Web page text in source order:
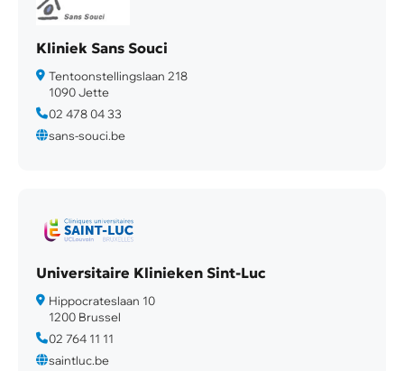
Kliniek Sans Souci
Tentoonstellingslaan 218
1090 Jette
02 478 04 33
sans-souci.be
Universitaire Klinieken Sint-Luc
Hippocrateslaan 10
1200 Brussel
02 764 11 11
saintluc.be